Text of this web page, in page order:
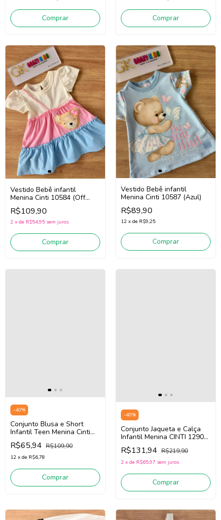
Comprar Comprar
Vestido Bebê infantil
Menina Cinti 10584 (Off
White/Rosa/Azul)
R$109,90
2 x de R$54,95 sem juros
Comprar
Vestido Bebê infantil
Menina Cinti 10587 (Azul)
R$89,90
12 x de R$9,25
Comprar
-40%
Conjunto Blusa e Short
Infantil Teen Menina Cinti
22008 (Off White/Roxo)
R$65,94 R$109,90
12 x de R$6,78
Comprar
-40%
Conjunto Jaqueta e Calça
Infantil Menina CINTI 12904
(Rosa)
R$131,94 R$219,90
2 x de R$65,97 sem juros
Comprar